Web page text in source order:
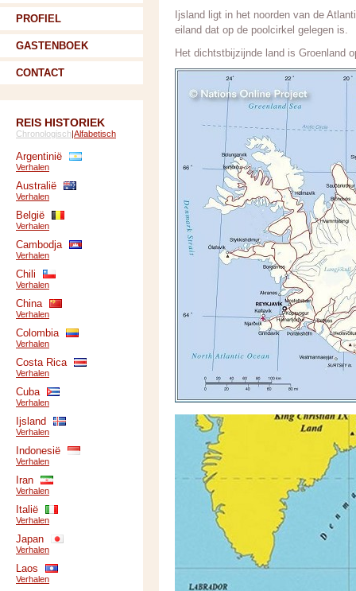
Ijsland ligt in het noorden van de
eiland dat op de poolcirkel gelegen is.
Het dichtstbijzijnde land is Groenland
PROFIEL
GASTENBOEK
CONTACT
REIS HISTORIEK
Chronologisch|Alfabetisch
Argentinië
Verhalen
Australië
Verhalen
België
Verhalen
Cambodja
Verhalen
Chili
Verhalen
China
Verhalen
Colombia
Verhalen
Costa Rica
Verhalen
Cuba
Verhalen
Ijsland
Verhalen
Indonesië
Verhalen
Iran
Verhalen
Italië
Verhalen
Japan
Verhalen
Laos
Verhalen